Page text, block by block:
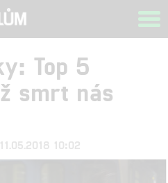
Top 5
smrt nás
, 11.05.2018 10:02